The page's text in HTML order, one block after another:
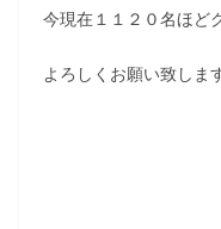
今現在１１２０名ほど
よろしくお願い致しま